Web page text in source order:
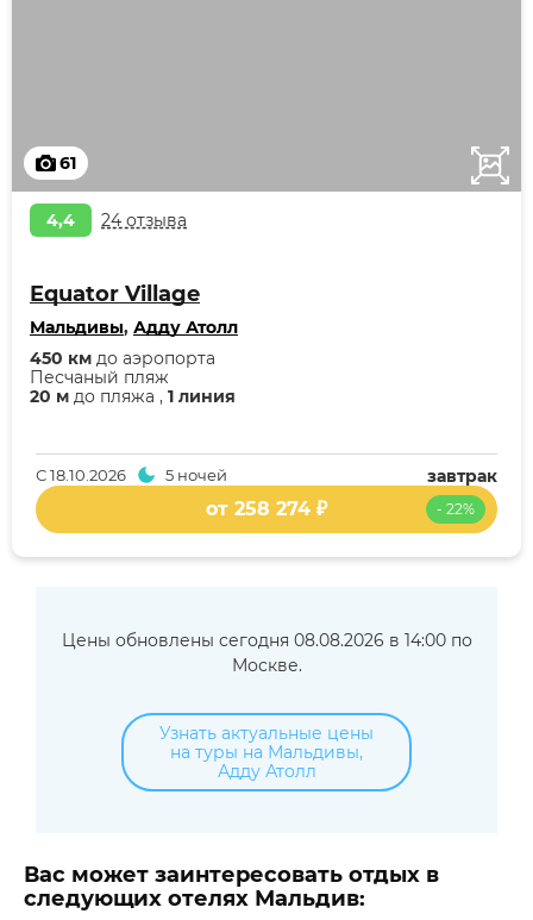
61
4,4 24 отзыва
Equator Village
Мальдивы, Адду Атолл
20 м до пляжа , 1 линия
Песчаный пляж
450 км до аэропорта
завтрак
С18.10.2026 5 ночей
- 22%
от 258 274 ₽
Цены обновлены сегодня 08.08.2026 в 14:00 по
Москве.
Узнать актуальные цены
на туры на Мальдивы,
Адду Атолл
Вас может заинтересовать отдых в
следующих отелях Мальдив: